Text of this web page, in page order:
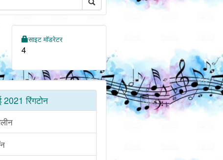
साइट मॉडरेटर
4
2021 रिंगटोन